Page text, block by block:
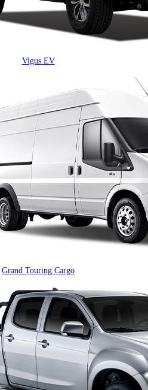
Vigus EV
Grand Touring Cargo